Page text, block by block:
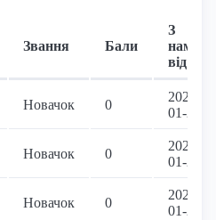
Звання Бали
З
нами
від
Новачок 0
2020-
01-26
Новачок 0
2020-
01-21
Новачок 0
2020-
01-20